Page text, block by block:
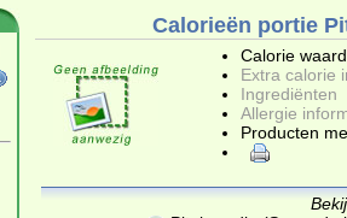
Calorieën portie
Calorie
Extra calorie
Ingrediënten
Allergie
Producten